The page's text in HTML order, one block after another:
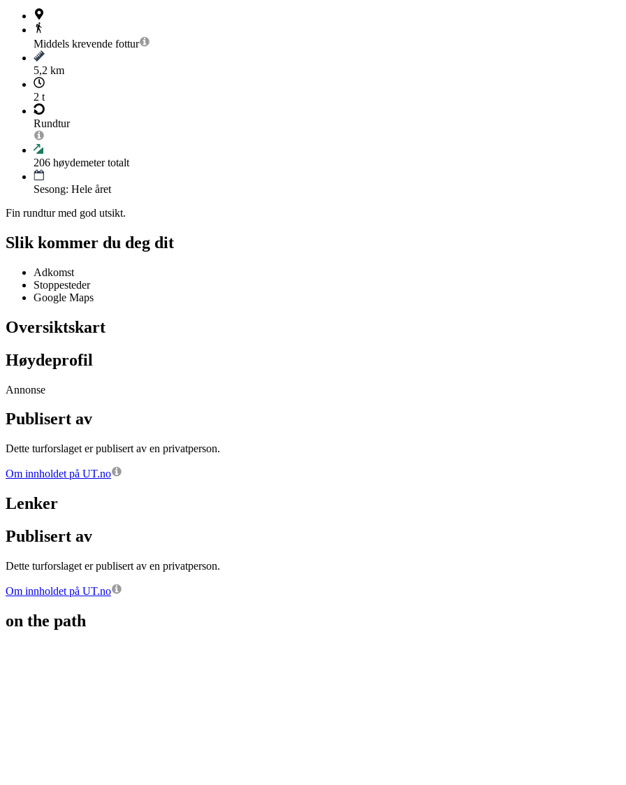
Middels krevende fottur
5,2 km
2 t
Rundtur
206 høydemeter totalt
Sesong: Hele året
Fin rundtur med god utsikt.
Slik kommer du deg dit
Adkomst
Stoppesteder
Google Maps
Oversiktskart
Høydeprofil
Annonse
Publisert av
Dette turforslaget er publisert av en privatperson.
Om innholdet på UT.no
Lenker
Publisert av
Dette turforslaget er publisert av en privatperson.
Om innholdet på UT.no
on the path